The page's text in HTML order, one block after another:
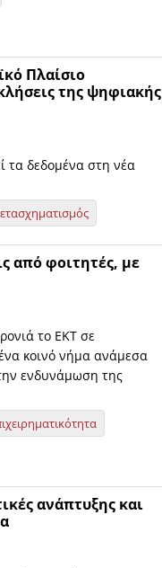
Πλαίσιο
της ψηφιακής
τα δεδομένα στη νέα
από φοιτητές, με
το ΕΚΤ σε
κοινό νήμα ανάμεσα
ενδυνάμωση της
ανάπτυξης και